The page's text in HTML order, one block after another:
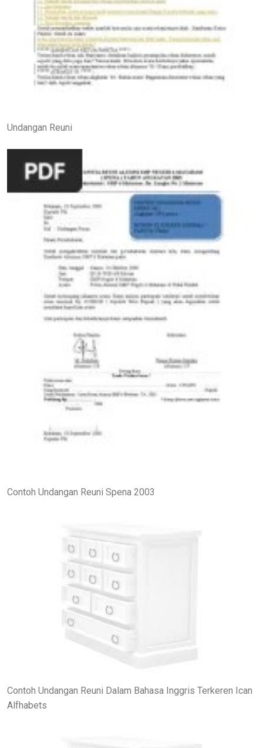
Undangan Reuni
Contoh Undangan Reuni Spena 2003
Contoh Undangan Reuni Dalam Bahasa Inggris Terkeren Ican
Alfhabets